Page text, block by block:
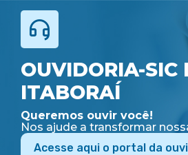
OUVIDORIA-SIC
ITABORAÍ
Queremos ouvir você!
Nos ajude a transformar
Acesse aqui o portal da